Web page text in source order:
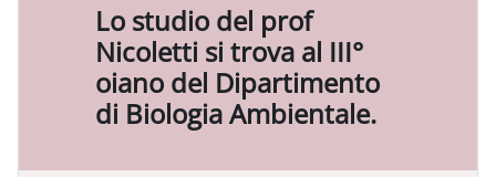
Lo studio del prof
Nicoletti si trova al III°
oiano del Dipartimento
di Biologia Ambientale.